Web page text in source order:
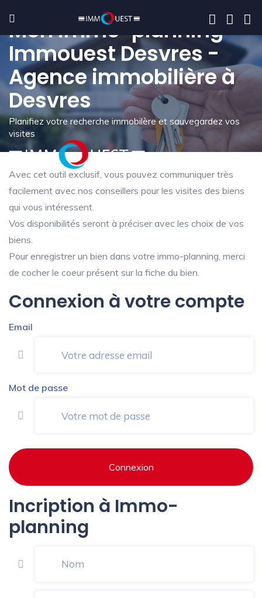
Mon immo-planning -
Immouest Desvres -
Agence immobilière à
Desvres
Planifiez votre recherche immobilère et sauvegardez vos
visites
Avec cet outil exclusif, vous pouvez communiquer très
facilement avec nos conseillers pour les visites des biens
qui vous intéressent.
Vos disponibilités seront à préciser avec les choix de vos
biens.
Pour enregistrer un bien dans votre immo-planning, merci
de cocher le coeur présent sur la fiche du bien.
Connexion à votre compte
Email
Mot de passe
Connexion
Incription à Immo-
planning